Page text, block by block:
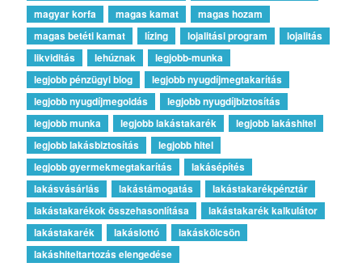
magyar korfa
magas kamat
magas hozam
magas betéti kamat
lízing lojalitási program
lojalitás
likviditás
lehúznak
legjobb-munka
legjobb pénzügyi blog
legjobb nyugdíjmegtakarítás
legjobb nyugdíjmegoldás
legjobb nyugdíjbiztosítás
legjobb munka
legjobb lakástakarék
legjobb lakáshitel
legjobb lakásbiztosítás
legjobb hitel
legjobb gyermekmegtakarítás
lakásépítés
lakásvásárlás
lakástámogatás
lakástakarékpénztár
lakástakarékok összehasonlítása
lakástakarék kalkulátor
lakástakarék
lakáslottó
lakáskölcsön
lakáshiteltartozás elengedése